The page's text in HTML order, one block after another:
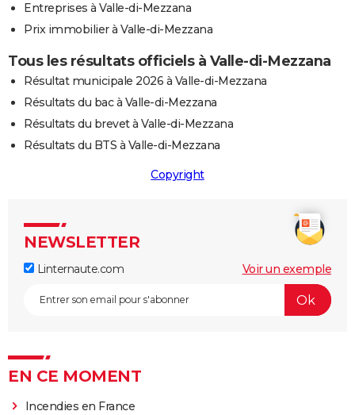
Entreprises à Valle-di-Mezzana
Prix immobilier à Valle-di-Mezzana
Tous les résultats officiels à Valle-di-Mezzana
Résultat municipale 2026 à Valle-di-Mezzana
Résultats du bac à Valle-di-Mezzana
Résultats du brevet à Valle-di-Mezzana
Résultats du BTS à Valle-di-Mezzana
Copyright
NEWSLETTER
Linternaute.com Voir un exemple
EN CE MOMENT
Incendies en France